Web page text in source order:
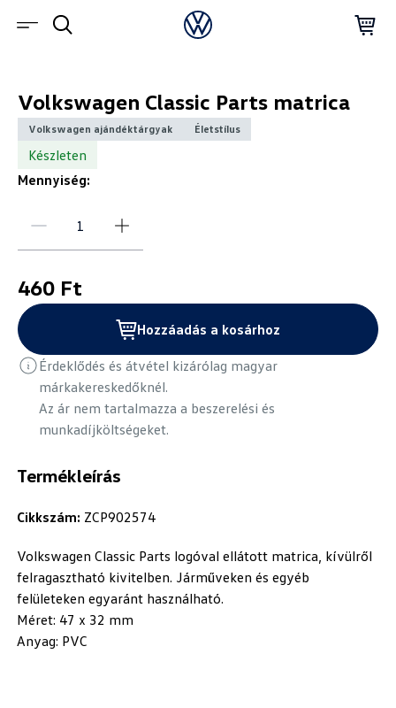
Termékleírás
Cikkszám: ZCP902574
Volkswagen Classic Parts logóval ellátott matrica, kívülről
felragasztható kivitelben. Járműveken és egyéb
felületeken egyaránt használható.
Méret: 47 x 32 mm
Anyag: PVC
Volkswagen Classic Parts matrica
Volkswagen ajándéktárgyak Életstílus
Készleten
Mennyiség:
460 Ft
Hozzáadás a kosárhoz
Érdeklődés és átvétel kizárólag magyar
márkakereskedőknél.
Az ár nem tartalmazza a beszerelési és
munkadíjköltségeket.